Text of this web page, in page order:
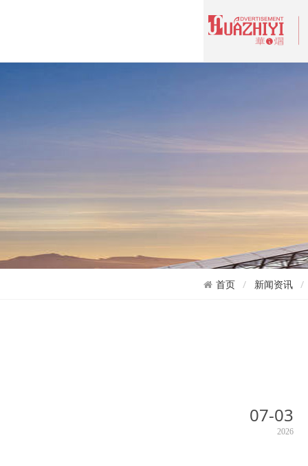
首页 新闻资讯
07-03
2026